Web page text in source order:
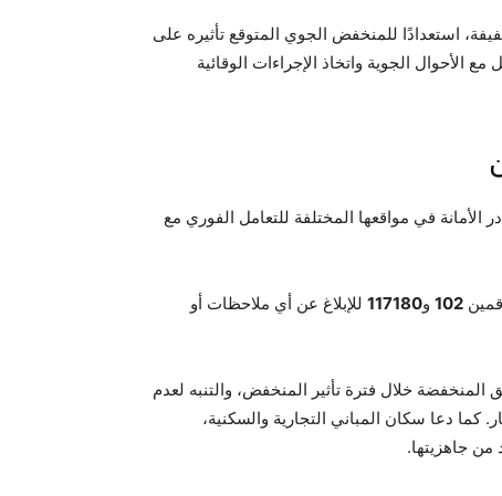
استعدادًا للمنخفض الجوي المتوقع تأثيره على
الأحوال الجوية واتخاذ الإجراءات الوقائية
الأمانة في مواقعها المختلفة للتعامل الفوري مع
102 و117180 للإبلاغ عن أي ملاحظات أو
خلال فترة تأثير المنخفض، والتنبه لعدم
دعا سكان المباني التجارية والسكنية،
جاهزيتها.